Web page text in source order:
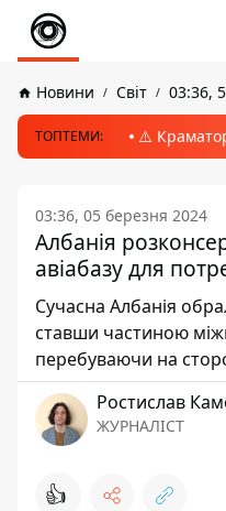
Новини Світ 03:36,
ТОПТЕМИ: ⚠️
03:36, 05 березня 2024
Албанія
авіабазу для
Сучасна Албанія
ставши частиною
перебуваючи на
Ростислав
ЖУРНАЛІСТ
👍